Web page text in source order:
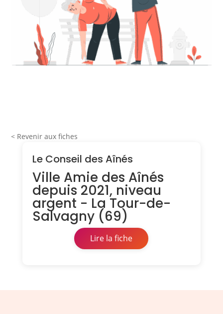
< Revenir aux fiches
Le Conseil des Aînés
Ville Amie des Aînés
depuis 2021, niveau
argent - La Tour-de-
Salvagny (69)
Lire la fiche